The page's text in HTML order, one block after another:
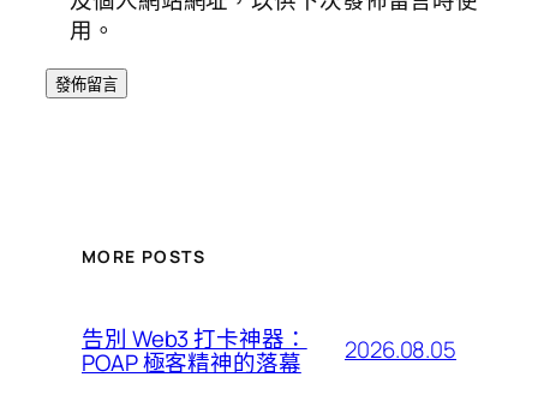
用。
MORE POSTS
告別 Web3 打卡神器：
POAP 極客精神的落幕 2026.08.05